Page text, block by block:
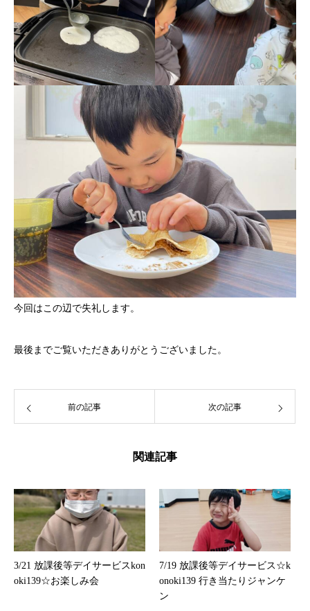
今回はこの辺で失礼します。
最後までご覧いただきありがとうございました。
前の記事 次の記事
関連記事
3/21 放課後等デイサービスkon
oki139☆お楽しみ会
7/19 放課後等デイサービス☆k
onoki139 行き当たりジャンケ
ン